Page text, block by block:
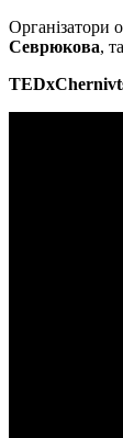
Організатори
Севрюкова,